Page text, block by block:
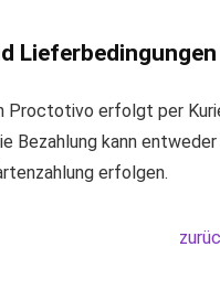
Lieferbedingungen
Proctotivo erfolgt per
Bezahlung kann
erfolgen.